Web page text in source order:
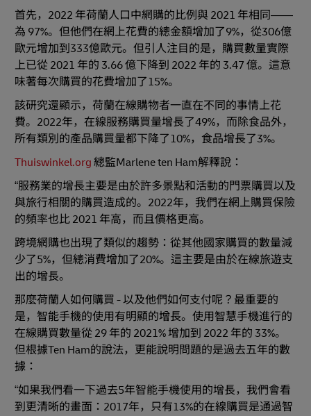
首先，2022 年荷蘭人口中網購的比例與 2021 年相同——
為 97%。但他們在網上花費的總金額增加了9%，從306億
歐元增加到333億歐元。但引人注目的是，購買數量實際
上已從 2021 年的 3.66 億下降到 2022 年的 3.47 億。這意
味著每次購買的花費增加了15%。
該研究還顯示，荷蘭在線購物者一直在不同的事情上花
費。2022年，在線服務購買量增長了49%，而除食品外，
所有類別的產品購買量都下降了10%，食品增長了3%。
Thuiswinkel.org 總監Marlene ten Ham解釋說：
“服務業的增長主要是由於許多景點和活動的門票購買以及
與旅行相關的購買造成的。2022年，我們在網上購買保險
的頻率也比 2021 年高，而且價格更高。
跨境網購也出現了類似的趨勢：從其他國家購買的數量減
少了5%，但總消費增加了20%。這主要是由於在線旅遊支
出的增長。
那麼荷蘭人如何購買 - 以及他們如何支付呢？最重要的
是，智能手機的使用有明顯的增長。使用智慧手機進行的
在線購買數量從 29 年的 2021% 增加到 2022 年的 33%。
但根據Ten Ham的說法，更能說明問題的是過去五年的數
據：
“如果我們看一下過去5年智能手機使用的增長，我們會看
到更清晰的畫面：2017年，只有13%的在線購買是通過智